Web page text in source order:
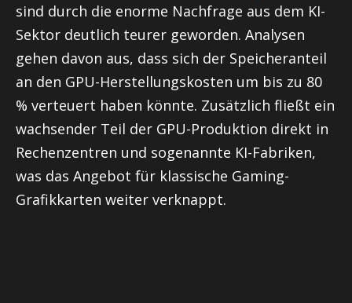
sind durch die enorme Nachfrage aus dem KI-
Sektor deutlich teurer geworden. Analysen
gehen davon aus, dass sich der Speicheranteil
an den GPU-Herstellungskosten um bis zu 80
% verteuert haben könnte. Zusätzlich fließt ein
wachsender Teil der GPU-Produktion direkt in
Rechenzentren und sogenannte KI-Fabriken,
was das Angebot für klassische Gaming-
Grafikkarten weiter verknappt.